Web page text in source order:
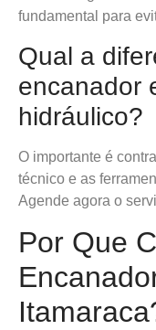
fundamental para
Qual a
encanador
hidráulico?
O importante é
técnico e as
Agende agora o
Por Que